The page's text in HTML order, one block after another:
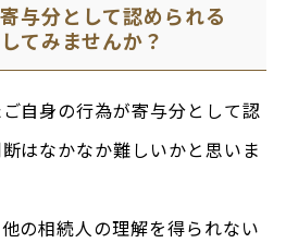
与分として認められる
てみませんか？
自身の行為が寄与分として認
はなかなか難しいかと思いま
の相続人の理解を得られない